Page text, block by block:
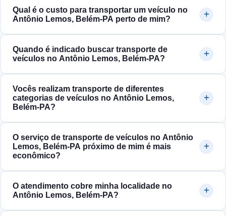
Qual é o custo para transportar um veículo no
Antônio Lemos, Belém‑PA perto de mim?
Quando é indicado buscar transporte de
veículos no Antônio Lemos, Belém‑PA?
Vocês realizam transporte de diferentes
categorias de veículos no Antônio Lemos,
Belém‑PA?
O serviço de transporte de veículos no Antônio
Lemos, Belém‑PA próximo de mim é mais
econômico?
O atendimento cobre minha localidade no
Antônio Lemos, Belém‑PA?